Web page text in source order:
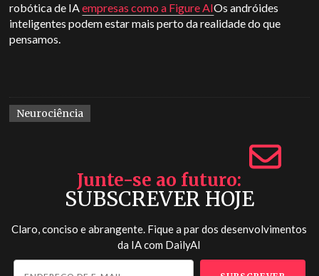
robótica de IAempresas como a Figure AIOs andróides
inteligentes podem estar mais perto da realidade do que
pensamos.
Neurociência
Junte-se ao futuro
SUBSCREVER HOJE
Claro, conciso e abrangente. Fique a par dos desenvolvimentos
da IA com DailyAI